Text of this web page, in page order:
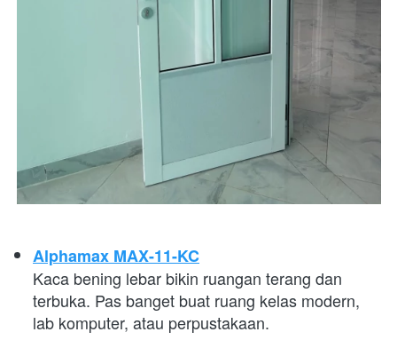
Alphamax MAX-11-KC
Kaca bening lebar bikin ruangan terang dan
terbuka. Pas banget buat ruang kelas modern,
lab komputer, atau perpustakaan.